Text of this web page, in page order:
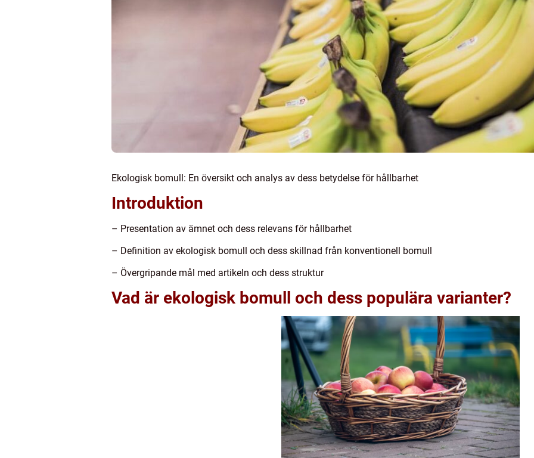
Ekologisk bomull: En översikt och analys av dess betydelse för hållbarhet
Introduktion
– Presentation av ämnet och dess relevans för hållbarhet
– Definition av ekologisk bomull och dess skillnad från konventionell bomull
– Övergripande mål med artikeln och dess struktur
Vad är ekologisk bomull och dess populära varianter?